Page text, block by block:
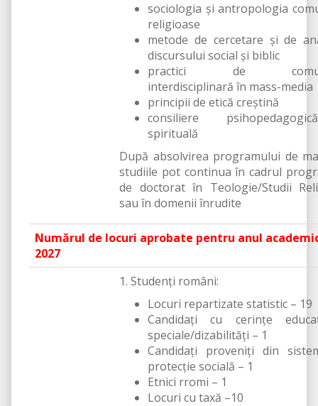
sociologia și antropologia
religioase
metode de cercetare și de
discursului social și biblic
practici de
interdisciplinară în mass-media
principii de etică creștină
consiliere
spirituală
După absolvirea programului de
studiile pot continua în cadrul
de doctorat în Teologie/Studii
sau în domenii înrudite
Numărul de locuri aprobate pentru anul
2027
1. Studenţi români:
Locuri repartizate statistic – 19
Candidați cu cerințe
speciale/dizabilități – 1
Candidați proveniți din
protecție socială – 1
Etnici rromi – 1
Locuri cu taxă –10